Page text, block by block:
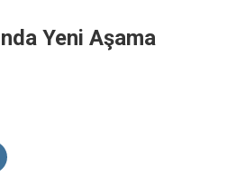
Yeni Aşama